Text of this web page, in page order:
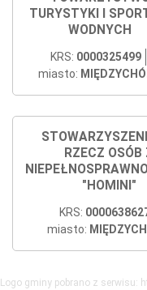
TURYSTYKI I
WODNYCH
KRS: 0000325499
miasto:
RZECZ OSÓB
"HOMINI"
KRS:
miasto:
Logo gminy pobrano z serwisu: